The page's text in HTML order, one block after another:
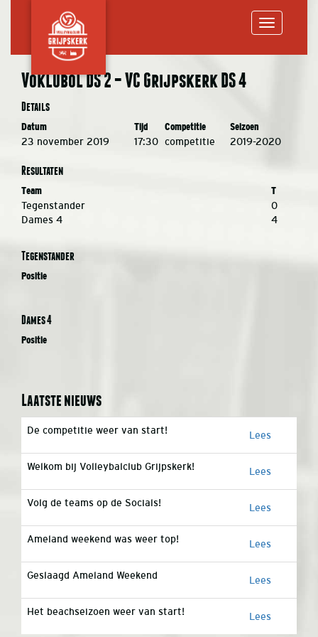
Voklubol DS 2 – VC Grijpskerk DS 4
Details
Datum Tijd Competitie Seizoen
23 november 2019 17:30 competitie 2019-2020
Resultaten
Team T
Tegenstander
0
Dames 4
4
Tegenstander
Positie
Dames 4
Positie
Laatste nieuws
De competitie weer van start! Lees
Welkom bij Volleybalclub Grijpskerk! Lees
Volg de teams op de Socials! Lees
Ameland weekend was weer top! Lees
Geslaagd Ameland Weekend Lees
Het beachseizoen weer van start! Lees